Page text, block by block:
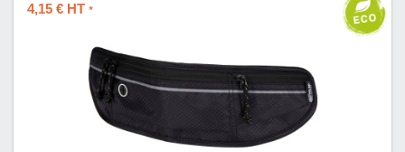
4,15 € HT *